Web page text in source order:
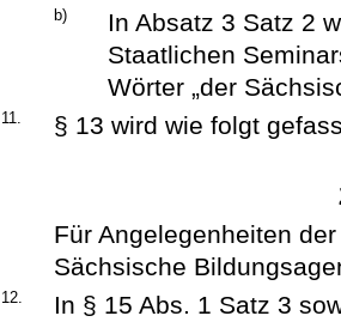
b)
In Absatz 3 Satz 2
Staatlichen
Wörter „der
11. § 13 wird wie folgt
Für Angelegenheiten
Sächsische
12.
In § 15 Abs. 1 Satz 3